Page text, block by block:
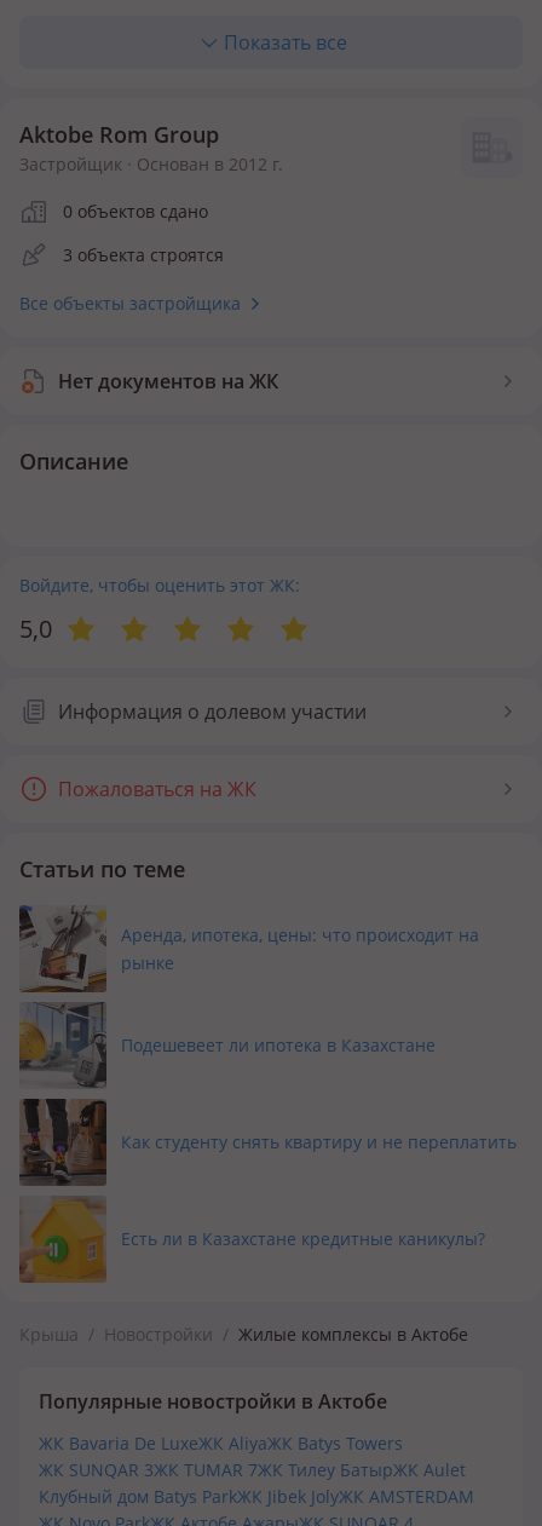
Показать все
Aktobe Rom Group
Застройщик · Основан в 2012 г.
0 объектов сдано
3 объекта строятся
Все объекты застройщика
Нет документов на ЖК
Описание
Войдите, чтобы оценить этот ЖК:
5,0
Информация о долевом участии
Пожаловаться на ЖК
Статьи по теме
Аренда, ипотека, цены: что происходит на
рынке
Подешевеет ли ипотека в Казахстане
Как студенту снять квартиру и не переплатить
Есть ли в Казахстане кредитные каникулы?
Крыша / Новостройки / Жилые комплексы в Актобе
Популярные новостройки в Актобе
ЖК Bavaria De LuxeЖК AliyaЖК Batys Towers
ЖК SUNQAR 3ЖК TUMAR 7ЖК Тилеу БатырЖК Aulet
Клубный дом Batys ParkЖК Jibek JolyЖК AMSTERDAM